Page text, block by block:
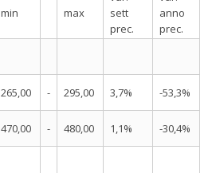
min max
sett
prec.
anno
prec.
265,00 - 295,00 3,7%
-53,3%
470,00 - 480,00 1,1%
-30,4%